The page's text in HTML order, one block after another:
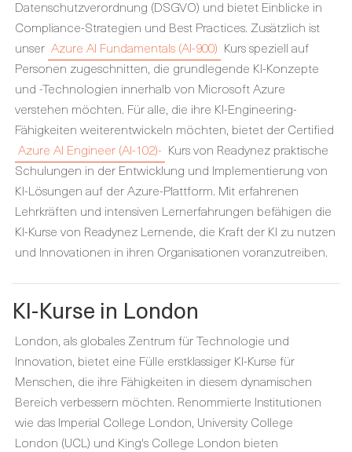
Datenschutzverordnung (DSGVO) und bietet Einblicke in
Compliance-Strategien und Best Practices. Zusätzlich ist
unser Azure AI Fundamentals (AI-900) Kurs speziell auf
Personen zugeschnitten, die grundlegende KI-Konzepte
und -Technologien innerhalb von Microsoft Azure
verstehen möchten. Für alle, die ihre KI-Engineering-
Fähigkeiten weiterentwickeln möchten, bietet der Certified
Azure AI Engineer (AI-102)- Kurs von Readynez praktische
Schulungen in der Entwicklung und Implementierung von
KI-Lösungen auf der Azure-Plattform. Mit erfahrenen
Lehrkräften und intensiven Lernerfahrungen befähigen die
KI-Kurse von Readynez Lernende, die Kraft der KI zu nutzen
und Innovationen in ihren Organisationen voranzutreiben.
KI-Kurse in London
London, als globales Zentrum für Technologie und
Innovation, bietet eine Fülle erstklassiger KI-Kurse für
Menschen, die ihre Fähigkeiten in diesem dynamischen
Bereich verbessern möchten. Renommierte Institutionen
wie das Imperial College London, University College
London (UCL) und King's College London bieten